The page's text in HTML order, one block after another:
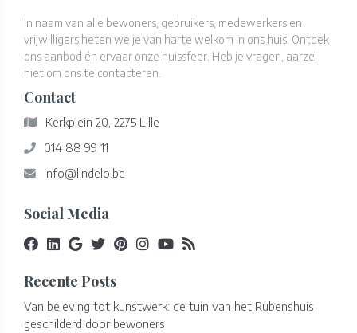
In naam van alle bewoners, gebruikers, medewerkers en
vrijwilligers heten we je van harte welkom in ons huis. Ontdek
ons aanbod én ervaar onze huissfeer. Heb je vragen, aarzel
niet om ons te contacteren.
Contact
Kerkplein 20, 2275 Lille
014 88 99 11
info@lindelo.be
Social Media
Recente Posts
Van beleving tot kunstwerk: de tuin van het Rubenshuis
geschilderd door bewoners